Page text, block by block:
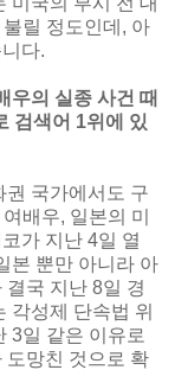
불릴 정도인데, 아
다.
우의 실종 사건 때
검색어 1위에 있
권 국가에서도 구
배우, 일본의 미
가 지난 4일 열
본 뿐만 아니라 아
국 지난 8일 경
각성제 단속법 위
3일 같은 이유로
도망친 것으로 확